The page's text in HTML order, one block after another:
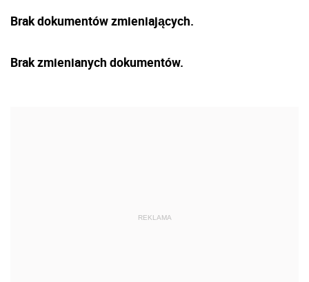
Brak dokumentów zmieniających.
Brak zmienianych dokumentów.